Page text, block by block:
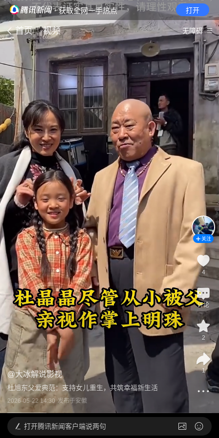
· 获取全网一手热点 打开
首页 视频 无障碍
@大冰解说影视
杜旭东父爱典范：支持女儿重生，共筑幸福新生活
2026-05-22 14:30 发布于安徽
关注
4
评论
2
1
打开腾讯新闻客户端说两句